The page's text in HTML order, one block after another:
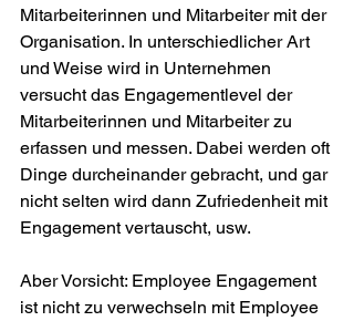
Mitarbeiterinnen und Mitarbeiter mit der
Organisation. In unterschiedlicher Art
und Weise wird in Unternehmen
versucht das Engagementlevel der
Mitarbeiterinnen und Mitarbeiter zu
erfassen und messen. Dabei werden oft
Dinge durcheinander gebracht, und gar
nicht selten wird dann Zufriedenheit mit
Engagement vertauscht, usw.
Aber Vorsicht: Employee Engagement
ist nicht zu verwechseln mit Employee